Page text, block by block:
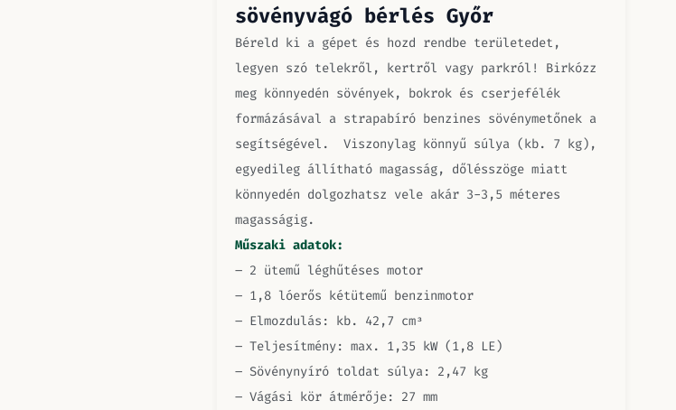
sövényvágó bérlés Győr
Béreld ki a gépet és hozd rendbe területedet,
legyen szó telekről, kertről vagy parkról! Birkózz
meg könnyedén sövények, bokrok és cserjefélék
formázásával a strapabíró benzines sövénymetőnek a
segítségével. Viszonylag könnyű súlya (kb. 7 kg),
egyedileg állítható magasság, dőlésszöge miatt
könnyedén dolgozhatsz vele akár 3-3,5 méteres
magasságig.
Műszaki adatok:
– 2 ütemű léghűtéses motor
– 1,8 lóerős kétütemű benzinmotor
– Elmozdulás: kb. 42,7 cm³
– Teljesítmény: max. 1,35 kW (1,8 LE)
– Sövénynyíró toldat súlya: 2,47 kg
– Vágási kör átmérője: 27 mm